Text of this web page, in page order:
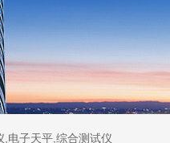
电子天平,综合测试仪